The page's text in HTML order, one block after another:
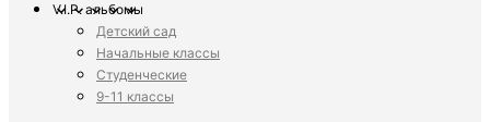
V.I.P. альбомы
Детский сад
Начальные классы
Студенческие
9-11 классы